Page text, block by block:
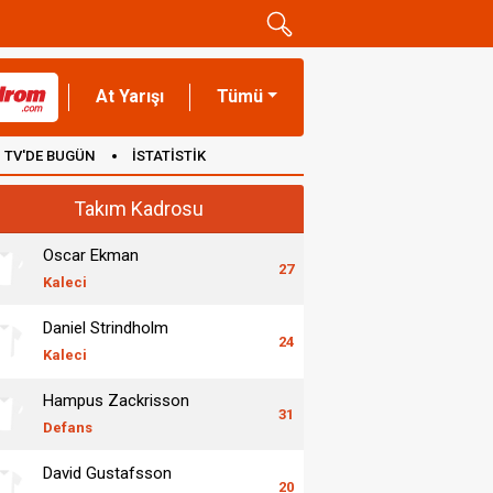
At Yarışı Tümü
TV'DE BUGÜN İSTATİSTİK
Takım Kadrosu
Oscar Ekman
Kaleci
27
Daniel Strindholm
Kaleci
24
Hampus Zackrisson
Defans
31
David Gustafsson
20